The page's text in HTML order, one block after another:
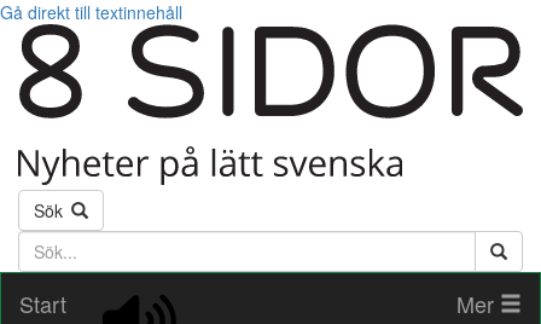
Gå direkt till textinnehåll
Sök
Söktext
Start
Mer